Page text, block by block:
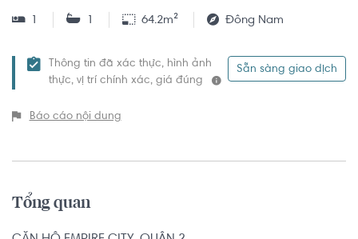
1 1 64.2m² Đông Nam
Thông tin đã xác thực, hình ảnh
thực, vị trí chính xác, giá đúng
Sẵn sàng giao dịch
Báo cáo nội dung
Tổng quan